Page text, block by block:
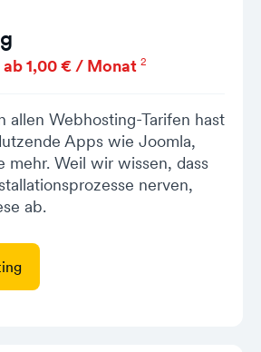
ab 1,00 € / Monat 2
allen Webhosting-Tarifen hast
Apps wie Joomla,
mehr. Weil wir wissen, dass
nerven,
ab.